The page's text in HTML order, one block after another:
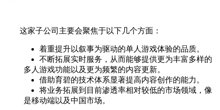
这家子公司主要会聚焦于以下几个方面：
着重提升以叙事为驱动的单人游戏体验的品质。
不断拓展实时服务，从而能够提供更为丰富多样的
多人游戏功能以及更为频繁的内容更新。
借助育碧的技术体系显著提高内容创作的能力。
将业务拓展到目前渗透率相对较低的市场领域，像
是移动端以及中国市场。